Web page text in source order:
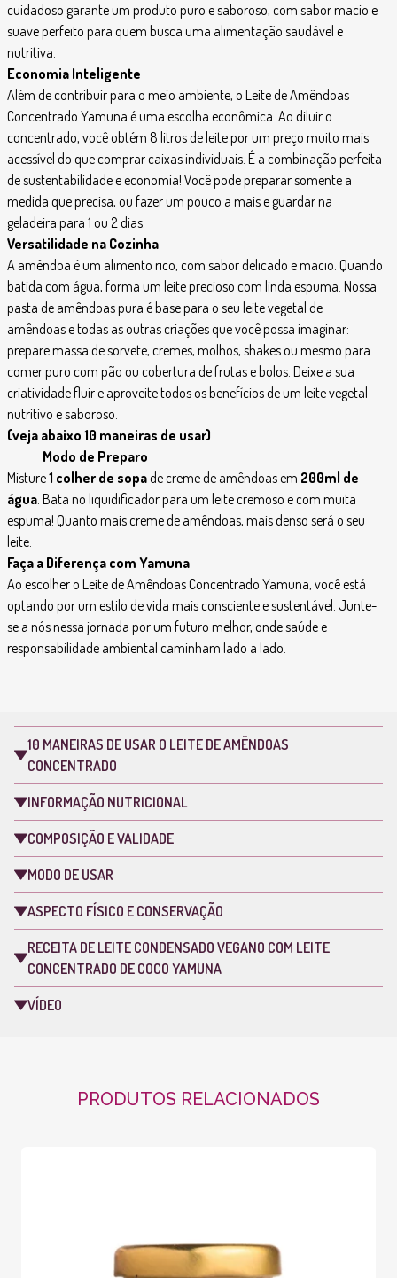
cuidadoso garante um produto puro e saboroso, com sabor macio e
suave perfeito para quem busca uma alimentação saudável e
nutritiva.
Economia Inteligente
Além de contribuir para o meio ambiente, o Leite de Amêndoas
Concentrado Yamuna é uma escolha econômica. Ao diluir o
concentrado, você obtém 8 litros de leite por um preço muito mais
acessível do que comprar caixas individuais. É a combinação perfeita
de sustentabilidade e economia! Você pode preparar somente a
medida que precisa, ou fazer um pouco a mais e guardar na
geladeira para 1 ou 2 dias.
Versatilidade na Cozinha
A amêndoa é um alimento rico, com sabor delicado e macio. Quando
batida com água, forma um leite precioso com linda espuma. Nossa
pasta de amêndoas pura é base para o seu leite vegetal de
amêndoas e todas as outras criações que você possa imaginar:
prepare massa de sorvete, cremes, molhos, shakes ou mesmo para
comer puro com pão ou cobertura de frutas e bolos. Deixe a sua
criatividade fluir e aproveite todos os benefícios de um leite vegetal
nutritivo e saboroso.
(veja abaixo 10 maneiras de usar)
Modo de Preparo
Misture1 colher de sopade creme de amêndoas em 200ml de
água. Bata no liquidificador para um leite cremoso e com muita
espuma! Quanto mais creme de amêndoas, mais denso será o seu
leite.
Faça a Diferença com Yamuna
Ao escolher o Leite de Amêndoas Concentrado Yamuna, você está
optando por um estilo de vida mais consciente e sustentável. Junte-
se a nós nessa jornada por um futuro melhor, onde saúde e
responsabilidade ambiental caminham lado a lado.
10 MANEIRAS DE USAR O LEITE DE AMÊNDOAS
CONCENTRADO
INFORMAÇÃO NUTRICIONAL
COMPOSIÇÃO E VALIDADE
MODO DE USAR
ASPECTO FÍSICO E CONSERVAÇÃO
RECEITA DE LEITE CONDENSADO VEGANO COM LEITE
CONCENTRADO DE COCO YAMUNA
VÍDEO
PRODUTOS RELACIONADOS